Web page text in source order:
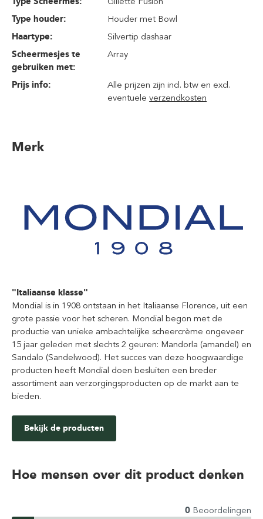
Type houder:
Houder met Bowl
Haartype:
Silvertip dashaar
Scheermesjes te
gebruiken met:
Array
Prijs info:
Alle prijzen zijn incl. btw en excl.
eventueleverzendkosten
Merk
"Italiaanse klasse"
Mondial is in 1908 ontstaan in het Italiaanse Florence, uit een
grote passie voor het scheren. Mondial begon met de
productie van unieke ambachtelijke scheercrème ongeveer
15 jaar geleden met slechts 2 geuren: Mandorla (amandel) en
Sandalo (Sandelwood). Het succes van deze hoogwaardige
producten heeft Mondial doen besluiten een breder
assortiment aan verzorgingsproducten op de markt aan te
bieden.
Bekijk de producten
Hoe mensen over dit product denken
0 Beoordelingen